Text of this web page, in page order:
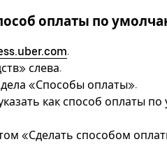
оплаты по
.
слева.
«Способы оплаты».
как способ оплаты
«Сделать способом